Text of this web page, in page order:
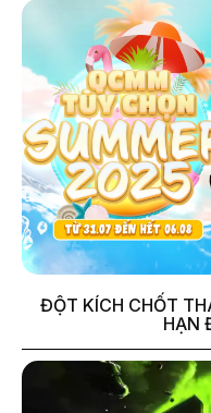
ĐỘT KÍCH CHỐT
HẠN